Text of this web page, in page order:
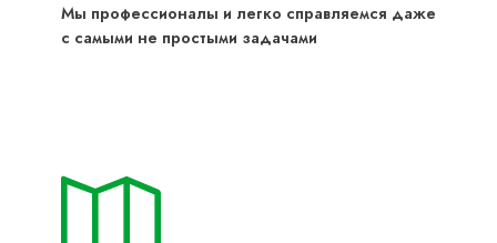
Мы профессионалы и легко справляемся даже
с самыми не простыми задачами